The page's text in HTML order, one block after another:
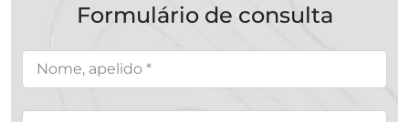
Formulário de consulta